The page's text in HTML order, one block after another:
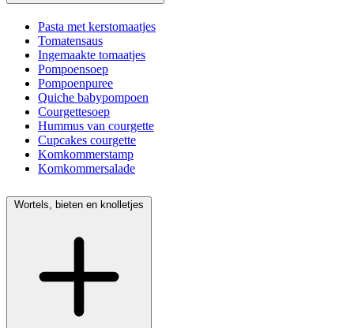
Pasta met kerstomaatjes
Tomatensaus
Ingemaakte tomaatjes
Pompoensoep
Pompoenpuree
Quiche babypompoen
Courgettesoep
Hummus van courgette
Cupcakes courgette
Komkommerstamp
Komkommersalade
Wortels, bieten en knolletjes